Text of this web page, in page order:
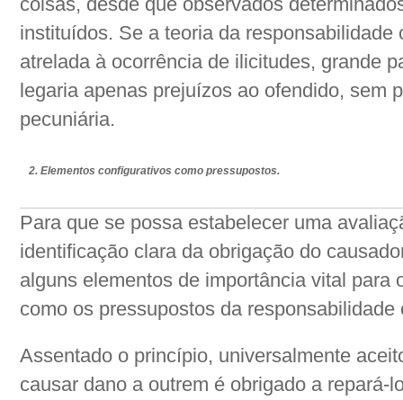
instituídos. Se a teoria da
atrelada à ocorrência de ilicitudes, grande
legaria apenas prejuízos ao ofendido, sem
pecuniária.
2. Elementos configurativos como pressupostos.
Para que se possa estabelecer uma
identificação clara da obrigação do
alguns elementos de importância vital para
como os pressupostos da responsabilidade
Assentado o princípio, universalmente
causar dano a outrem é obrigado a repará-